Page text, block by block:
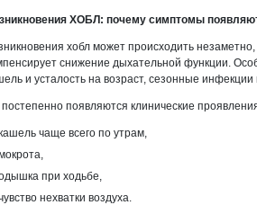
ХОБЛ: почему симптомы
хобл может происходить
снижение дыхательной функции.
и усталость на возраст, сезонные инфекции
появляются клинические
чаще всего по утрам,
при ходьбе,
нехватки воздуха.